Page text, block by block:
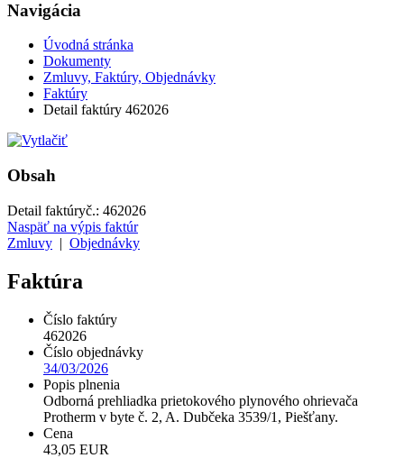
Navigácia
Úvodná stránka
Dokumenty
Zmluvy, Faktúry, Objednávky
Faktúry
Detail faktúry 462026
Obsah
Detail faktúryč.: 462026
Naspäť na výpis faktúr
Zmluvy | Objednávky
Faktúra
Číslo faktúry
462026
Číslo objednávky
34/03/2026
Popis plnenia
Odborná prehliadka prietokového plynového ohrievača
Protherm v byte č. 2, A. Dubčeka 3539/1, Piešťany.
Cena
43,05 EUR